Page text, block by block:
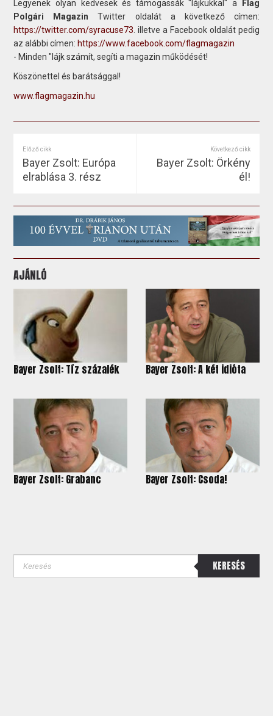
Legyenek olyan kedvesek és támogassák "lájkukkal" a
Flag
Polgári Magazin Twitter oldalát a következő címen:
https://twitter.com/syracuse73 . illetve a Facebook oldalát pedig
az alábbi címen: https://www.facebook.com/flagmagazin
- Minden "lájk számít, segíti a magazin működését!
Köszönettel és barátsággal!
www.flagmagazin.hu
Előző cikk
Bayer Zsolt: Európa
elrablása 3. rész
Következő cikk
Bayer Zsolt: Örkény
él!
AJÁNLÓ
Bayer Zsolt: Tíz százalék Bayer Zsolt: A két idióta
Bayer Zsolt: Grabanc Bayer Zsolt: Csoda!
KERESÉS